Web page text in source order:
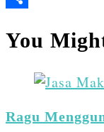
You
Ragu